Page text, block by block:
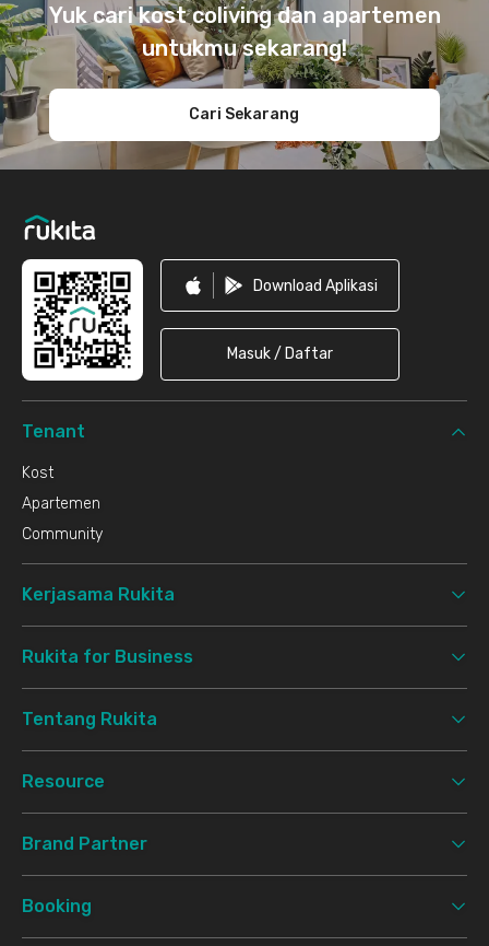
Yuk cari kost coliving dan apartemen
untukmu sekarang!
Cari Sekarang
Download Aplikasi
Masuk / Daftar
Tenant
Kost
Apartemen
Community
Kerjasama Rukita
Rukita for Business
Tentang Rukita
Resource
Brand Partner
Booking